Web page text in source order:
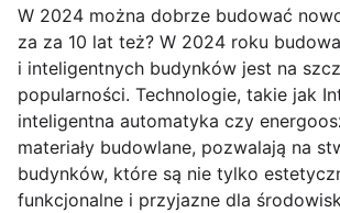
W 2024 można dobrze budować
za za 10 lat też? W 2024 roku
i inteligentnych budynków jest na
popularności. Technologie, takie jak
inteligentna automatyka czy
materiały budowlane, pozwalają na
budynków, które są nie tylko
funkcjonalne i przyjazne dla